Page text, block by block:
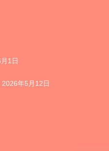
1日
2026年5月12日